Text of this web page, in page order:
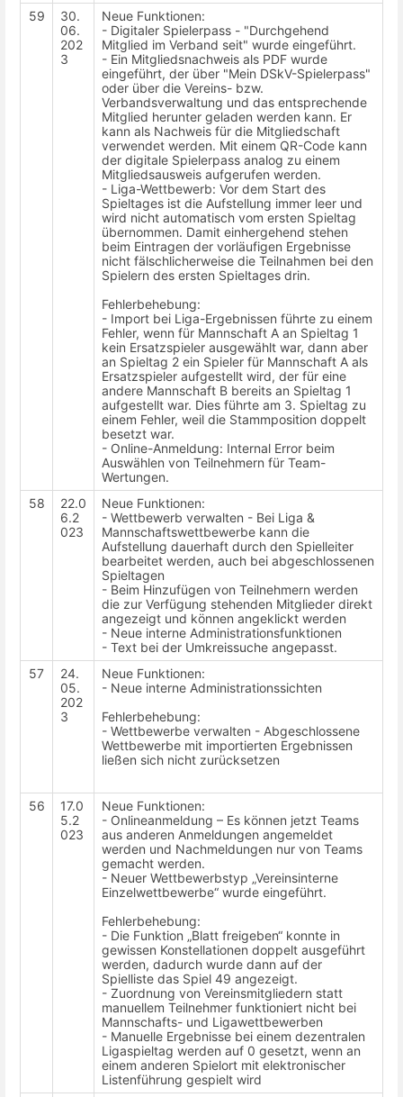
59
30.
06.
202
3
Neue Funktionen:
- Digitaler Spielerpass - "Durchgehend
Mitglied im Verband seit" wurde eingeführt.
- Ein Mitgliedsnachweis als PDF wurde
eingeführt, der über "Mein DSkV-Spielerpass"
oder über die Vereins- bzw.
Verbandsverwaltung und das entsprechende
Mitglied herunter geladen werden kann. Er
kann als Nachweis für die Mitgliedschaft
verwendet werden. Mit einem QR-Code kann
der digitale Spielerpass analog zu einem
Mitgliedsausweis aufgerufen werden.
- Liga-Wettbewerb: Vor dem Start des
Spieltages ist die Aufstellung immer leer und
wird nicht automatisch vom ersten Spieltag
übernommen. Damit einhergehend stehen
beim Eintragen der vorläufigen Ergebnisse
nicht fälschlicherweise die Teilnahmen bei den
Spielern des ersten Spieltages drin.
Fehlerbehebung:
- Import bei Liga-Ergebnissen führte zu einem
Fehler, wenn für Mannschaft A an Spieltag 1
kein Ersatzspieler ausgewählt war, dann aber
an Spieltag 2 ein Spieler für Mannschaft A als
Ersatzspieler aufgestellt wird, der für eine
andere Mannschaft B bereits an Spieltag 1
aufgestellt war. Dies führte am 3. Spieltag zu
einem Fehler, weil die Stammposition doppelt
besetzt war.
- Online-Anmeldung: Internal Error beim
Auswählen von Teilnehmern für Team-
Wertungen.
58
22.0
6.2
023
Neue Funktionen:
- Wettbewerb verwalten - Bei Liga &
Mannschaftswettbewerbe kann die
Aufstellung dauerhaft durch den Spielleiter
bearbeitet werden, auch bei abgeschlossenen
Spieltagen
- Beim Hinzufügen von Teilnehmern werden
die zur Verfügung stehenden Mitglieder direkt
angezeigt und können angeklickt werden
- Neue interne Administrationsfunktionen
- Text bei der Umkreissuche angepasst.
57
24.
05.
202
3
Neue Funktionen:
- Neue interne Administrationssichten
Fehlerbehebung:
- Wettbewerbe verwalten - Abgeschlossene
Wettbewerbe mit importierten Ergebnissen
ließen sich nicht zurücksetzen
56
17.0
5.2
023
Neue Funktionen:
- Onlineanmeldung – Es können jetzt Teams
aus anderen Anmeldungen angemeldet
werden und Nachmeldungen nur von Teams
gemacht werden.
- Neuer Wettbewerbstyp „Vereinsinterne
Einzelwettbewerbe“ wurde eingeführt.
Fehlerbehebung:
- Die Funktion „Blatt freigeben“ konnte in
gewissen Konstellationen doppelt ausgeführt
werden, dadurch wurde dann auf der
Spielliste das Spiel 49 angezeigt.
- Zuordnung von Vereinsmitgliedern statt
manuellem Teilnehmer funktioniert nicht bei
Mannschafts- und Ligawettbewerben
- Manuelle Ergebnisse bei einem dezentralen
Ligaspieltag werden auf 0 gesetzt, wenn an
einem anderen Spielort mit elektronischer
Listenführung gespielt wird